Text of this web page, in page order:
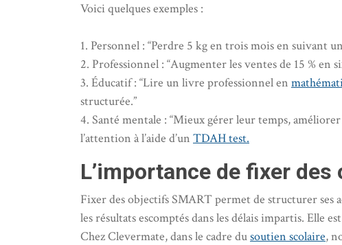
Voici quelques exemples :
1. Personnel : “Perdre 5 kg en trois mois en suivant
2. Professionnel : “Augmenter les ventes de 15 % en
3. Éducatif : “Lire un livre professionnel en
structurée.”
4. Santé mentale : “Mieux gérer leur temps,
l’attention à l’aide d’un TDAH test.
L’importance de fixer
Fixer des objectifs SMART permet de structurer ses
les résultats escomptés dans les délais impartis. Elle
Chez Clevermate, dans le cadre dusoutien scolaire,